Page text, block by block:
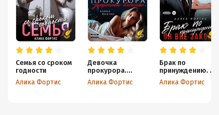
Семья со сроком
годности
Алика Фортис
Девочка
прокурора.
Запретное
влечение
Алика Фортис
Брак по
принуждению. Он
вне закона
Алика Фортис